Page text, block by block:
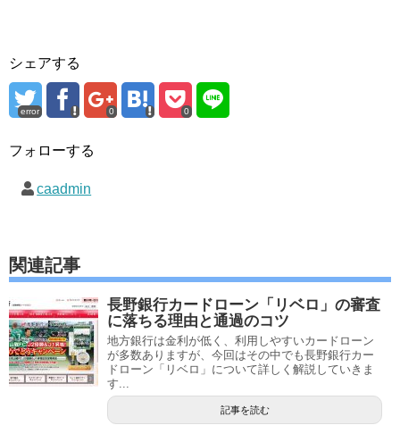
シェアする
error 0 0
フォローする
caadmin
関連記事
長野銀行カードローン「リベロ」の審査
に落ちる理由と通過のコツ
地方銀行は金利が低く、利用しやすいカードローン
が多数ありますが、今回はその中でも長野銀行カー
ドローン「リベロ」について詳しく解説していきま
す...
記事を読む